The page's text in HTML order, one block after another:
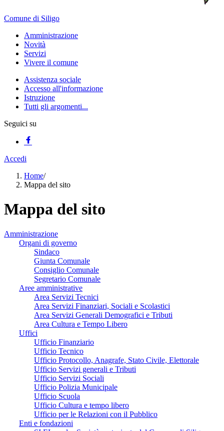
Comune di Siligo
Amministrazione
Novità
Servizi
Vivere il comune
Assistenza sociale
Accesso all'informazione
Istruzione
Tutti gli argomenti...
Seguici su
Accedi
Home/
Mappa del sito
Mappa del sito
Amministrazione
Organi di governo
Sindaco
Giunta Comunale
Consiglio Comunale
Segretario Comunale
Aree amministrative
Area Servizi Tecnici
Area Servizi Finanziari, Sociali e Scolastici
Area Servizi Generali Demografici e Tributi
Area Cultura e Tempo Libero
Uffici
Ufficio Finanziario
Ufficio Tecnico
Ufficio Protocollo, Anagrafe, Stato Civile, Elettorale
Ufficio Servizi generali e Tributi
Ufficio Servizi Sociali
Ufficio Polizia Municipale
Ufficio Scuola
Ufficio Cultura e tempo libero
Ufficio per le Relazioni con il Pubblico
Enti e fondazioni